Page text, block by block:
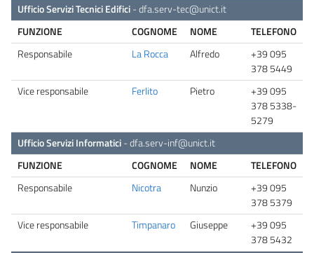
Ufficio Servizi Tecnici Edifici-dfa.serv-tec@unict.it
FUNZIONE
COGNOME NOME
TELEFONO
Responsabile
La Rocca Alfredo
+39 095
378 5449
Vice responsabile
Ferlito Pietro
+39 095
378 5338-
5279
Ufficio Servizi Informatici-dfa.serv-inf@unict.it
FUNZIONE
COGNOME NOME
TELEFONO
Responsabile
Nicotra Nunzio
+39 095
378 5379
Vice responsabile
Timpanaro Giuseppe
+39 095
378 5432